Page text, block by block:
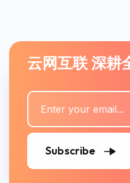
云网互联 深耕
Subscribe